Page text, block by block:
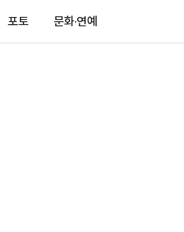
포토 문화·연예